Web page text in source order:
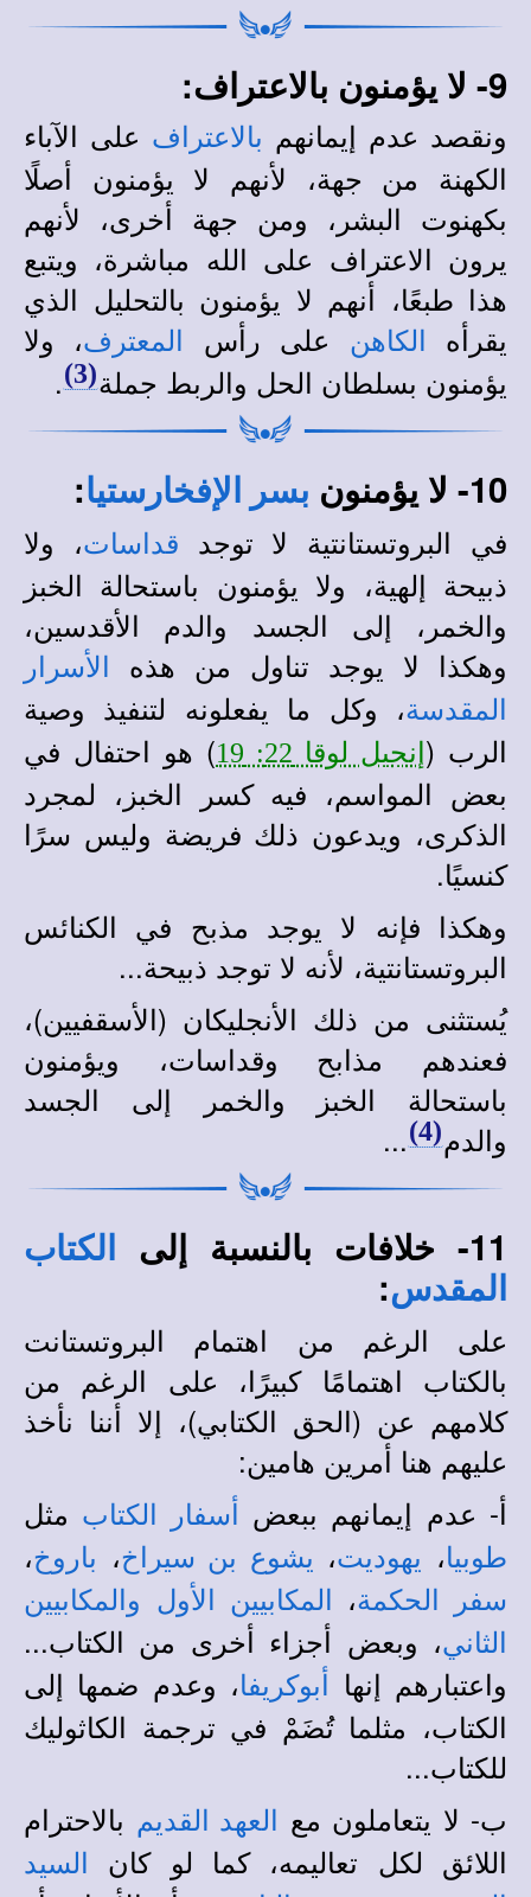
9- لا يؤمنون بالاعتراف:
ونقصد عدم إيمانهم بالاعتراف على الآباء
الكهنة من جهة، لأنهم لا يؤمنون أصلًا
بكهنوت البشر، ومن جهة أخرى، لأنهم
يرون الاعتراف على الله مباشرة، ويتبع
هذا طبعًا، أنهم لا يؤمنون بالتحليل الذي
يقرأه
الكاهن على رأس المعترف، ولا
يؤمنون بسلطان الحل والربط جملة(3)
.
10- لا يؤمنون بسر الإفخارستيا:
في البروتستانتية لا توجد قداسات، ولا
ذبيحة إلهية، ولا يؤمنون باستحالة الخبز
والخمر، إلى الجسد والدم الأقدسين،
وهكذا لا يوجد تناول من هذه
الأسرار
المقدسة، وكل ما يفعلونه لتنفيذ وصية
الرب ( إنجيل لوقا 22: 19
) هو احتفال في
بعض المواسم، فيه كسر الخبز، لمجرد
الذكرى، ويدعون ذلك فريضة وليس سرًا
كنسيًا.
وهكذا فإنه لا يوجد مذبح في الكنائس
البروتستانتية، لأنه لا توجد ذبيحة...
يُستثنى من ذلك الأنجليكان (الأسقفيين)،
فعندهم مذابح وقداسات، ويؤمنون
باستحالة الخبز والخمر إلى الجسد
والدم(4)
...
11- خلافات بالنسبة إلى
الكتاب
المقدس:
على الرغم من اهتمام البروتستانت
بالكتاب اهتمامًا كبيرًا، على الرغم من
كلامهم عن (الحق الكتابي)، إلا أننا نأخذ
عليهم هنا أمرين هامين:
أ- عدم إيمانهم ببعض
أسفار الكتاب مثل
طوبيا، يهوديت، يشوع بن سيراخ، باروخ،
سفر الحكمة، المكابيين الأول
والمكابيين
الثاني، وبعض أجزاء أخرى من الكتاب...
واعتبارهم إنها
أبوكريفا، وعدم ضمها إلى
الكتاب، مثلما تُضَمْ في ترجمة الكاثوليك
للكتاب...
ب- لا يتعاملون مع
العهد القديم بالاحترام
اللائق لكل تعاليمه، كما لو كان
السيد